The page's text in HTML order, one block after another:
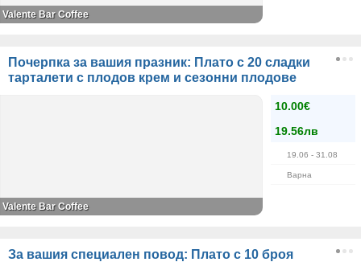
Valente Bar Coffee
Почерпка за вашия празник: Плато с 20 сладки
тарталети с плодов крем и сезонни плодове
10.00€
19.56лв
19.06 - 31.08
Варна
Valente Bar Coffee
За вашия специален повод: Плато с 10 броя